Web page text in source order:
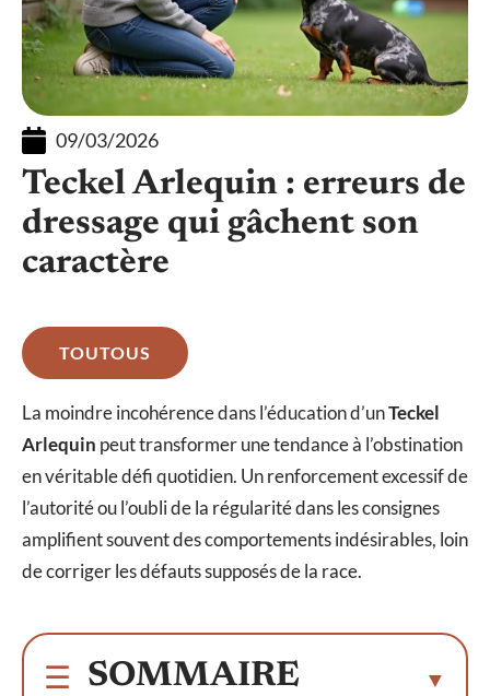
09/03/2026
Teckel Arlequin : erreurs de
dressage qui gâchent son
caractère
TOUTOUS
La moindre incohérence dans l’éducation d’unTeckel
Arlequin peut transformer une tendance à l’obstination
en véritable défi quotidien. Un renforcement excessif de
l’autorité ou l’oubli de la régularité dans les consignes
amplifient souvent des comportements indésirables, loin
de corriger les défauts supposés de la race.
SOMMAIRE